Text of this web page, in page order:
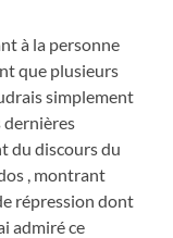
à la personne
que plusieurs
simplement
dernières
du discours du
, montrant
répression dont
admiré ce